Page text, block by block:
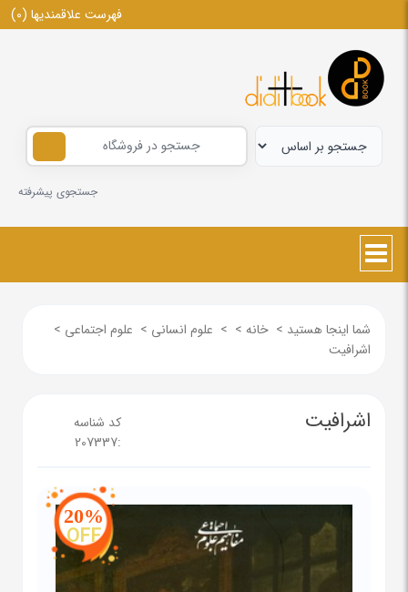
فهرست علاقمندیها (0)
جستجوی پیشرفته
شما اینجا هستید > خانه >
> علوم انسانی > علوم اجتماعی >
اشرافیت
اشرافیت
کد شناسه
:
207337
20%
OFF